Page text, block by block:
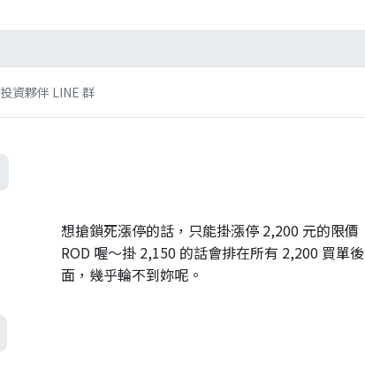
投資夥伴 LINE 群
想搶鎖死漲停的話，只能掛漲停 2,200 元的限價
ROD 喔～掛 2,150 的話會排在所有 2,200 買單後
面，幾乎輪不到妳呢。